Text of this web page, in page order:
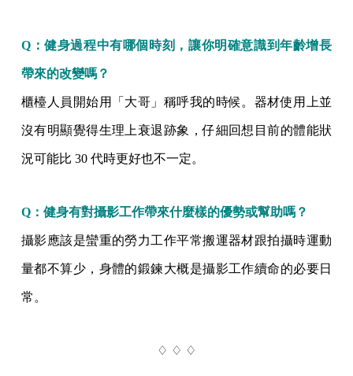
Q：健身過程中有哪個時刻，讓你明確意識到年齡增長
帶來的改變嗎？
櫃檯人員開始用「大哥」稱呼我的時候。器材使用上並
沒有明顯覺得生理上衰退跡象，仔細回想目前的體能狀
況可能比 30 代時更好也不一定。
Q：健身有對攝影工作帶來什麼樣的優勢或幫助嗎？
攝影應該是蠻重的勞力工作平常搬運器材跟拍攝時運動
量都不算少，身體的鍛鍊大概是攝影工作續命的必要日
常。
♢ ♢ ♢